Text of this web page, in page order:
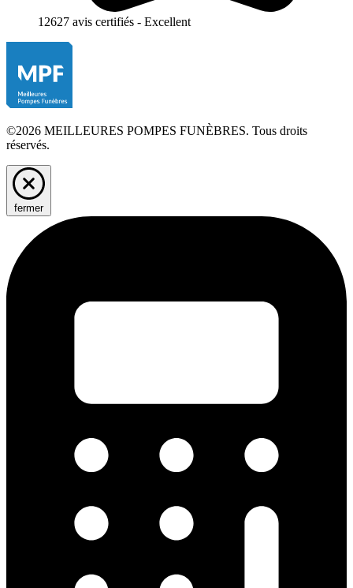
12627 avis certifiés - Excellent
©2026 MEILLEURES POMPES FUNÈBRES. Tous droits
réservés.
fermer